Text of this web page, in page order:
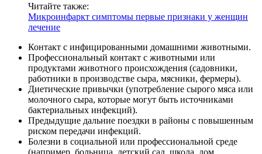
Читайте также:
Микроинфаркт симптомы первые признаки у женщин
лечение
Контакт с инфицированными домашними животными.
Профессиональный контакт с животными или
продуктами животного происхождения (садовники,
работники в производстве сыра, мясники, фермеры).
Диетические привычки (употребление сырого мяса или
молочного сыра, которые могут быть источниками
бактериальных инфекций).
Предыдущие дальние поездки в районы с повышенным
риском передачи инфекций.
Болезни в социальной или профессиональной среде
(например, больница, детский сад, школа, дом